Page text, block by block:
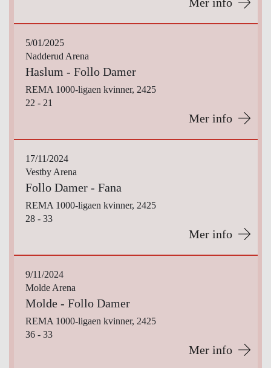
5/01/2025
Nadderud Arena
Haslum - Follo Damer
REMA 1000-ligaen kvinner, 2425
22 - 21
Mer info
17/11/2024
Vestby Arena
Follo Damer - Fana
REMA 1000-ligaen kvinner, 2425
28 - 33
Mer info
9/11/2024
Molde Arena
Molde - Follo Damer
REMA 1000-ligaen kvinner, 2425
36 - 33
Mer info